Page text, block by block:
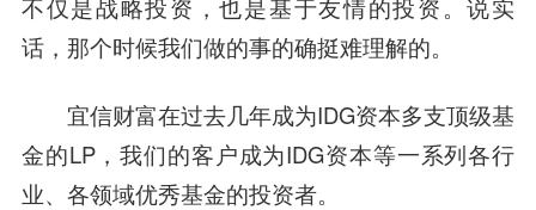
不仅是战略投资，也是基于友情的投资。说实
话，那个时候我们做的事的确挺难理解的。
宜信财富在过去几年成为IDG资本多支顶级基
金的LP，我们的客户成为IDG资本等一系列各行
业、各领域优秀基金的投资者。